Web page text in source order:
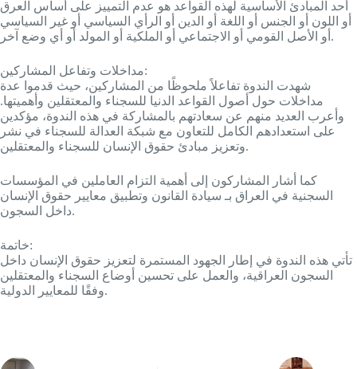
أحد المبادئ الأساسية لهذه القواعد هو عدم التمييز على أساس العرق
أو اللون أو الجنس أو اللغة أو الدين أو الرأي السياسي أو غير السياسي
أو الأصل القومي أو الاجتماعي أو الملكية أو المولد أو أي وضع آخر.
مداخلات وتفاعل المشاركين:
شهدت الندوة تفاعلاً ملحوظًا من المشاركين، حيث قدموا عدة
مداخلات حول أصول القواعد الدنيا للسجناء والمعتقلين وأهميتها.
وأعرب العديد منهم عن سعادتهم بالمشاركة في هذه الندوة، مؤكدين
على استعدادهم الكامل للتعاون مع شبكة العدالة للسجناء في نشر
وتعزيز مبادئ حقوق الإنسان للسجناء والمعتقلين.
كما أشار المشاركون إلى أهمية التزام العاملين في المؤسسات
السجنية في العراق بـ سيادة القانون وتطبيق معايير حقوق الإنسان
داخل السجون.
خاتمة:
تأتي هذه الندوة في إطار الجهود المستمرة لتعزيز حقوق الإنسان داخل
السجون العراقية، والعمل على تحسين أوضاع السجناء والمعتقلين
وفقًا للمعايير الدولية.